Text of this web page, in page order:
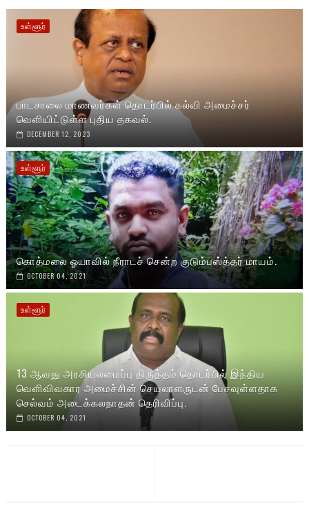
உள்ளூர்
பாடசாலை மாணவர்கள் தொடர்பில் கல்வி அமைச்சர்
வெளியிட்டுள்ள புதிய தகவல்.
DECEMBER 12, 2023
உள்ளூர்
கொத்மலை ஓயாவில் நீராடச் சென்ற குடும்பஸ்த்தர் மாயம்.
OCTOBER 04, 2021
உள்ளூர்
13 ஆவது அரசியலமைப்பு திருத்தம் தொடர்பில் இந்திய
வெளிவிவகார அமைச்சின் செயலாளருடன் பேசவுள்ளதாக
செல்வம் அடைக்கலநாதன் தெரிவிப்பு.
OCTOBER 04, 2021